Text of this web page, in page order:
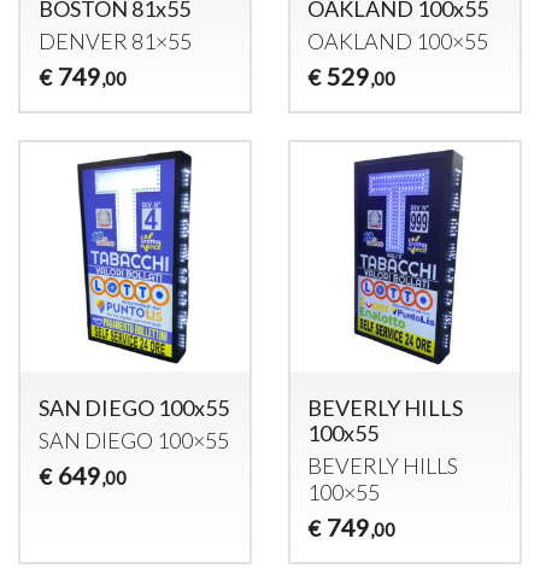
BOSTON 81x55
DENVER 81×55
€ 749,00
OAKLAND 100x55
OAKLAND 100×55
€ 529,00
SAN DIEGO 100x55
SAN DIEGO 100×55
€ 649,00
BEVERLY HILLS
100x55
BEVERLY HILLS
100×55
€ 749,00